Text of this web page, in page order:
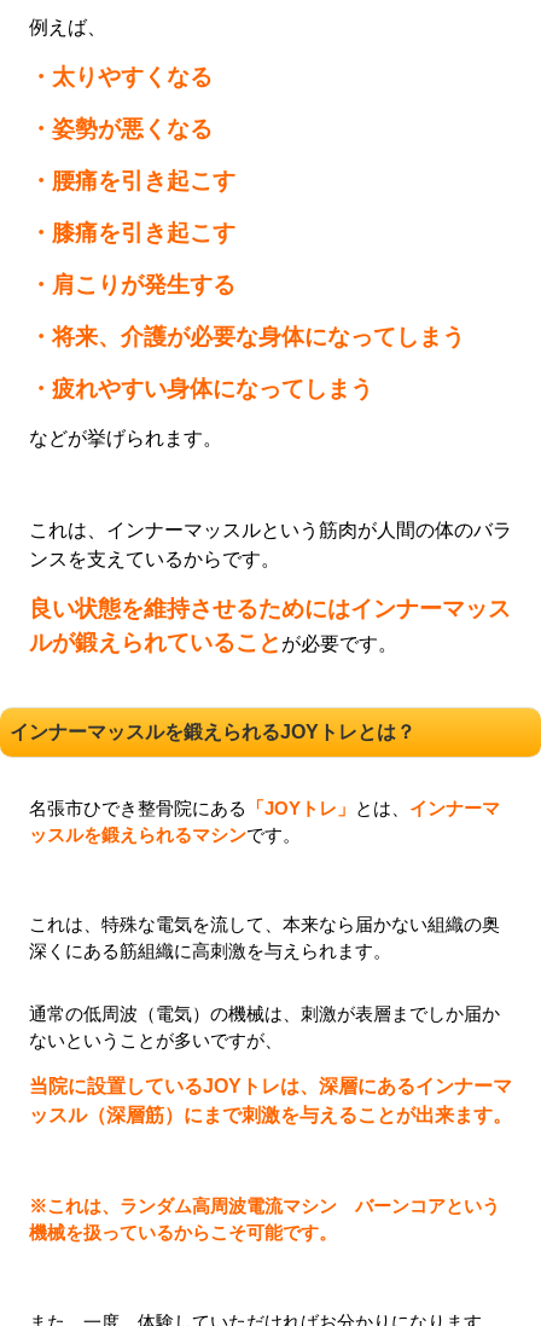
例えば、
・太りやすくなる
・姿勢が悪くなる
・腰痛を引き起こす
・膝痛を引き起こす
・肩こりが発生する
・将来、介護が必要な身体になってしまう
・疲れやすい身体になってしまう
などが挙げられます。
これは、インナーマッスルという筋肉が人間の体のバラ
ンスを支えているからです。
良い状態を維持させるためにはインナーマッス
ルが鍛えられていること が必要です。
インナーマッスルを鍛えられるJOYトレとは？
名張市ひでき整骨院にある 「JOYトレ」 とは、 インナーマ
ッスルを鍛えられるマシンです。
これは、特殊な電気を流して、本来なら届かない組織の奥
深くにある筋組織に高刺激を与えられます。
通常の低周波（電気）の機械は、刺激が表層までしか届か
ないということが多いですが、
当院に設置しているJOYトレは、深層にあるインナーマ
ッスル（深層筋）にまで刺激を与えることが出来ます。
※これは、ランダム高周波電流マシン バーンコアという
機械を扱っているからこそ可能です。
また、一度、体験していただければお分かりになります